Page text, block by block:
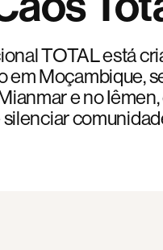
TOTAL está
em Moçambique,
e no